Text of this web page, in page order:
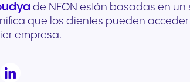
de NFON están basadas en
que los clientes pueden
empresa.